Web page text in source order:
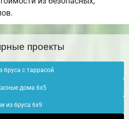
проекты
бруса с таррасой
дома 6х5
из бруса 6х9